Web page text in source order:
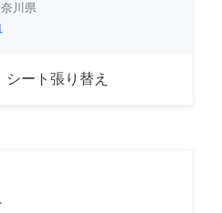
川県
ート張り替え